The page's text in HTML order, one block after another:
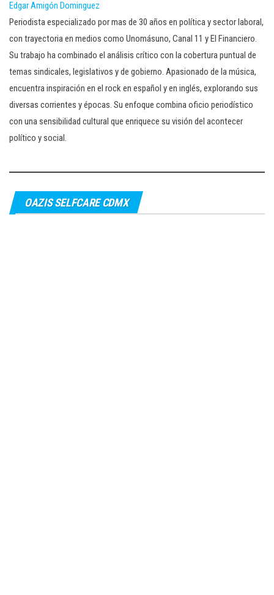
Edgar Amigón Dominguez
Periodista especializado por mas de 30 años en política y sector laboral,
con trayectoria en medios como Unomásuno, Canal 11 y El Financiero.
Su trabajo ha combinado el análisis crítico con la cobertura puntual de
temas sindicales, legislativos y de gobierno. Apasionado de la música,
encuentra inspiración en el rock en español y en inglés, explorando sus
diversas corrientes y épocas. Su enfoque combina oficio periodístico
con una sensibilidad cultural que enriquece su visión del acontecer
político y social.
OAZIS SELFCARE CDMX